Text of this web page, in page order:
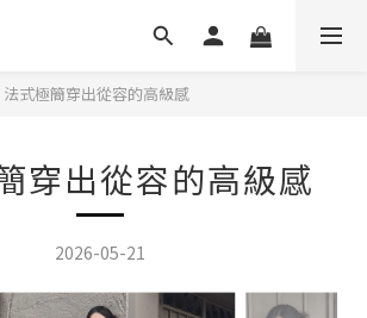
法式極簡穿出從容的高級感
穿出從容的高級感
2026-05-21